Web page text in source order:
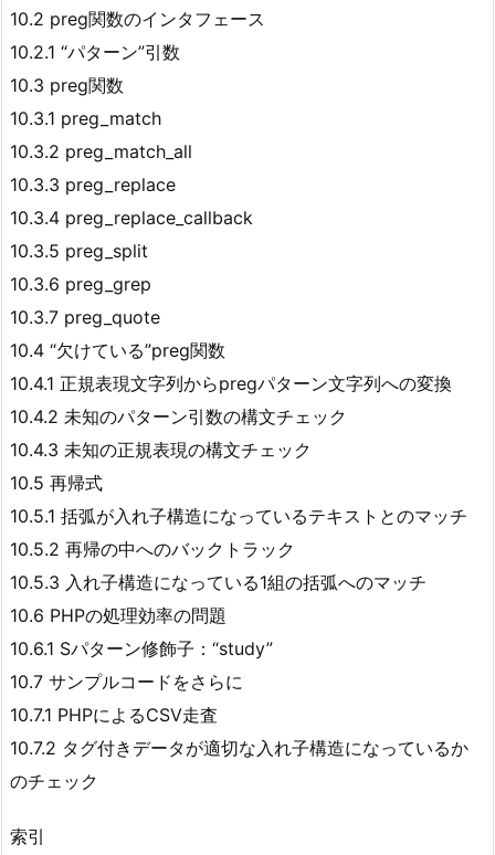
10.2 preg関数のインタフェース
10.2.1 “パターン”引数
10.3 preg関数
10.3.1 preg_match
10.3.2 preg_match_all
10.3.3 preg_replace
10.3.4 preg_replace_callback
10.3.5 preg_split
10.3.6 preg_grep
10.3.7 preg_quote
10.4 “欠けている”preg関数
10.4.1 正規表現文字列からpregパターン文字列への変換
10.4.2 未知のパターン引数の構文チェック
10.4.3 未知の正規表現の構文チェック
10.5 再帰式
10.5.1 括弧が入れ子構造になっているテキストとのマッチ
10.5.2 再帰の中へのバックトラック
10.5.3 入れ子構造になっている1組の括弧へのマッチ
10.6 PHPの処理効率の問題
10.6.1 Sパターン修飾子：“study”
10.7 サンプルコードをさらに
10.7.1 PHPによるCSV走査
10.7.2 タグ付きデータが適切な入れ子構造になっているか
のチェック
索引